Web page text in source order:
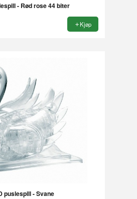
- Rød rose 44 biter
Kjøp
puslespill - Svane